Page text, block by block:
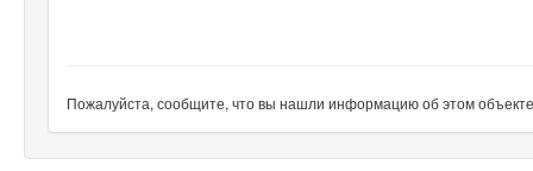
Пожалуйста, сообщите, что вы нашли информацию об этом